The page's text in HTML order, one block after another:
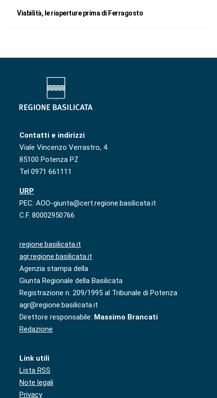
Viabilità, le riaperture prima di Ferragosto
Contatti e indirizzi
Viale Vincenzo Verrastro, 4
85100 Potenza PZ
Tel 0971 661111
URP
PEC: AOO-giunta@cert.regione.basilicata.it
C.F. 80002950766
regione.basilicata.it
agr.regione.basilicata.it
Agenzia stampa della
Giunta Regionale della Basilicata
Registrazione n. 209/1995 al Tribunale di Potenza
agr@regione.basilicata.it
Direttore responsabile: Massimo Brancati
Redazione
Link utili
Lista RSS
Note legali
Privacy